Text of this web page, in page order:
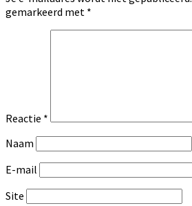
gemarkeerd met *
Reactie *
Naam
E-mail
Site